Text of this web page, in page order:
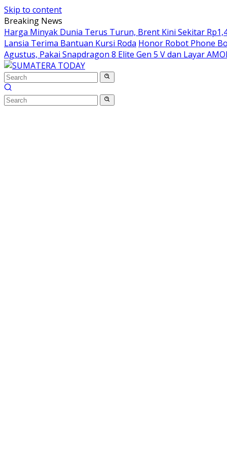
Skip to content
Breaking News
Harga Minyak Dunia Terus Turun, Brent Kini Sekitar
Lansia Terima Bantuan Kursi Roda Honor Robot Phone
Agustus, Pakai Snapdragon 8 Elite Gen 5 V dan Layar